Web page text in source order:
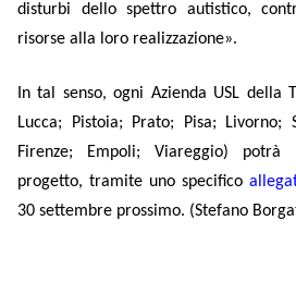
disturbi dello spettro autistico,
risorse alla loro realizzazione».
In tal senso, ogni Azienda USL della
Lucca; Pistoia; Prato; Pisa; Livorno;
Firenze; Empoli; Viareggio) potrà
progetto, tramite uno specifico
30 settembre prossimo. (Stefano